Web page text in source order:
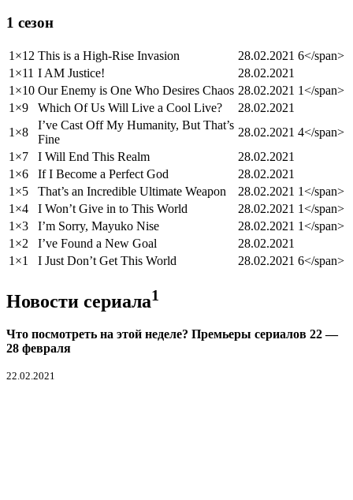
1 сезон
1×12 This is a High-Rise Invasion 28.02.2021 6</span>
1×11 I AM Justice!
28.02.2021
1×10 Our Enemy is One Who Desires Chaos 28.02.2021 1</span>
1×9
Which Of Us Will Live a Cool Live?
28.02.2021
1×8
I’ve Cast Off My Humanity, But That’s
Fine
28.02.2021 4</span>
1×7
I Will End This Realm
28.02.2021
1×6
If I Become a Perfect God
28.02.2021
1×5
That’s an Incredible Ultimate Weapon 28.02.2021 1</span>
1×4
I Won’t Give in to This World 28.02.2021 1</span>
1×3
I’m Sorry, Mayuko Nise 28.02.2021 1</span>
1×2
I’ve Found a New Goal
28.02.2021
1×1
I Just Don’t Get This World 28.02.2021 6</span>
Новости сериала1
Что посмотреть на этой неделе? Премьеры сериалов 22 —
28 февраля
22.02.2021